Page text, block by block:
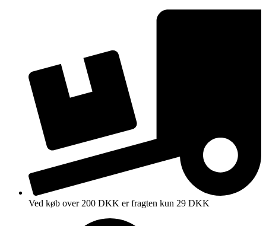
Ved køb over 200 DKK er fragten kun 29 DKK